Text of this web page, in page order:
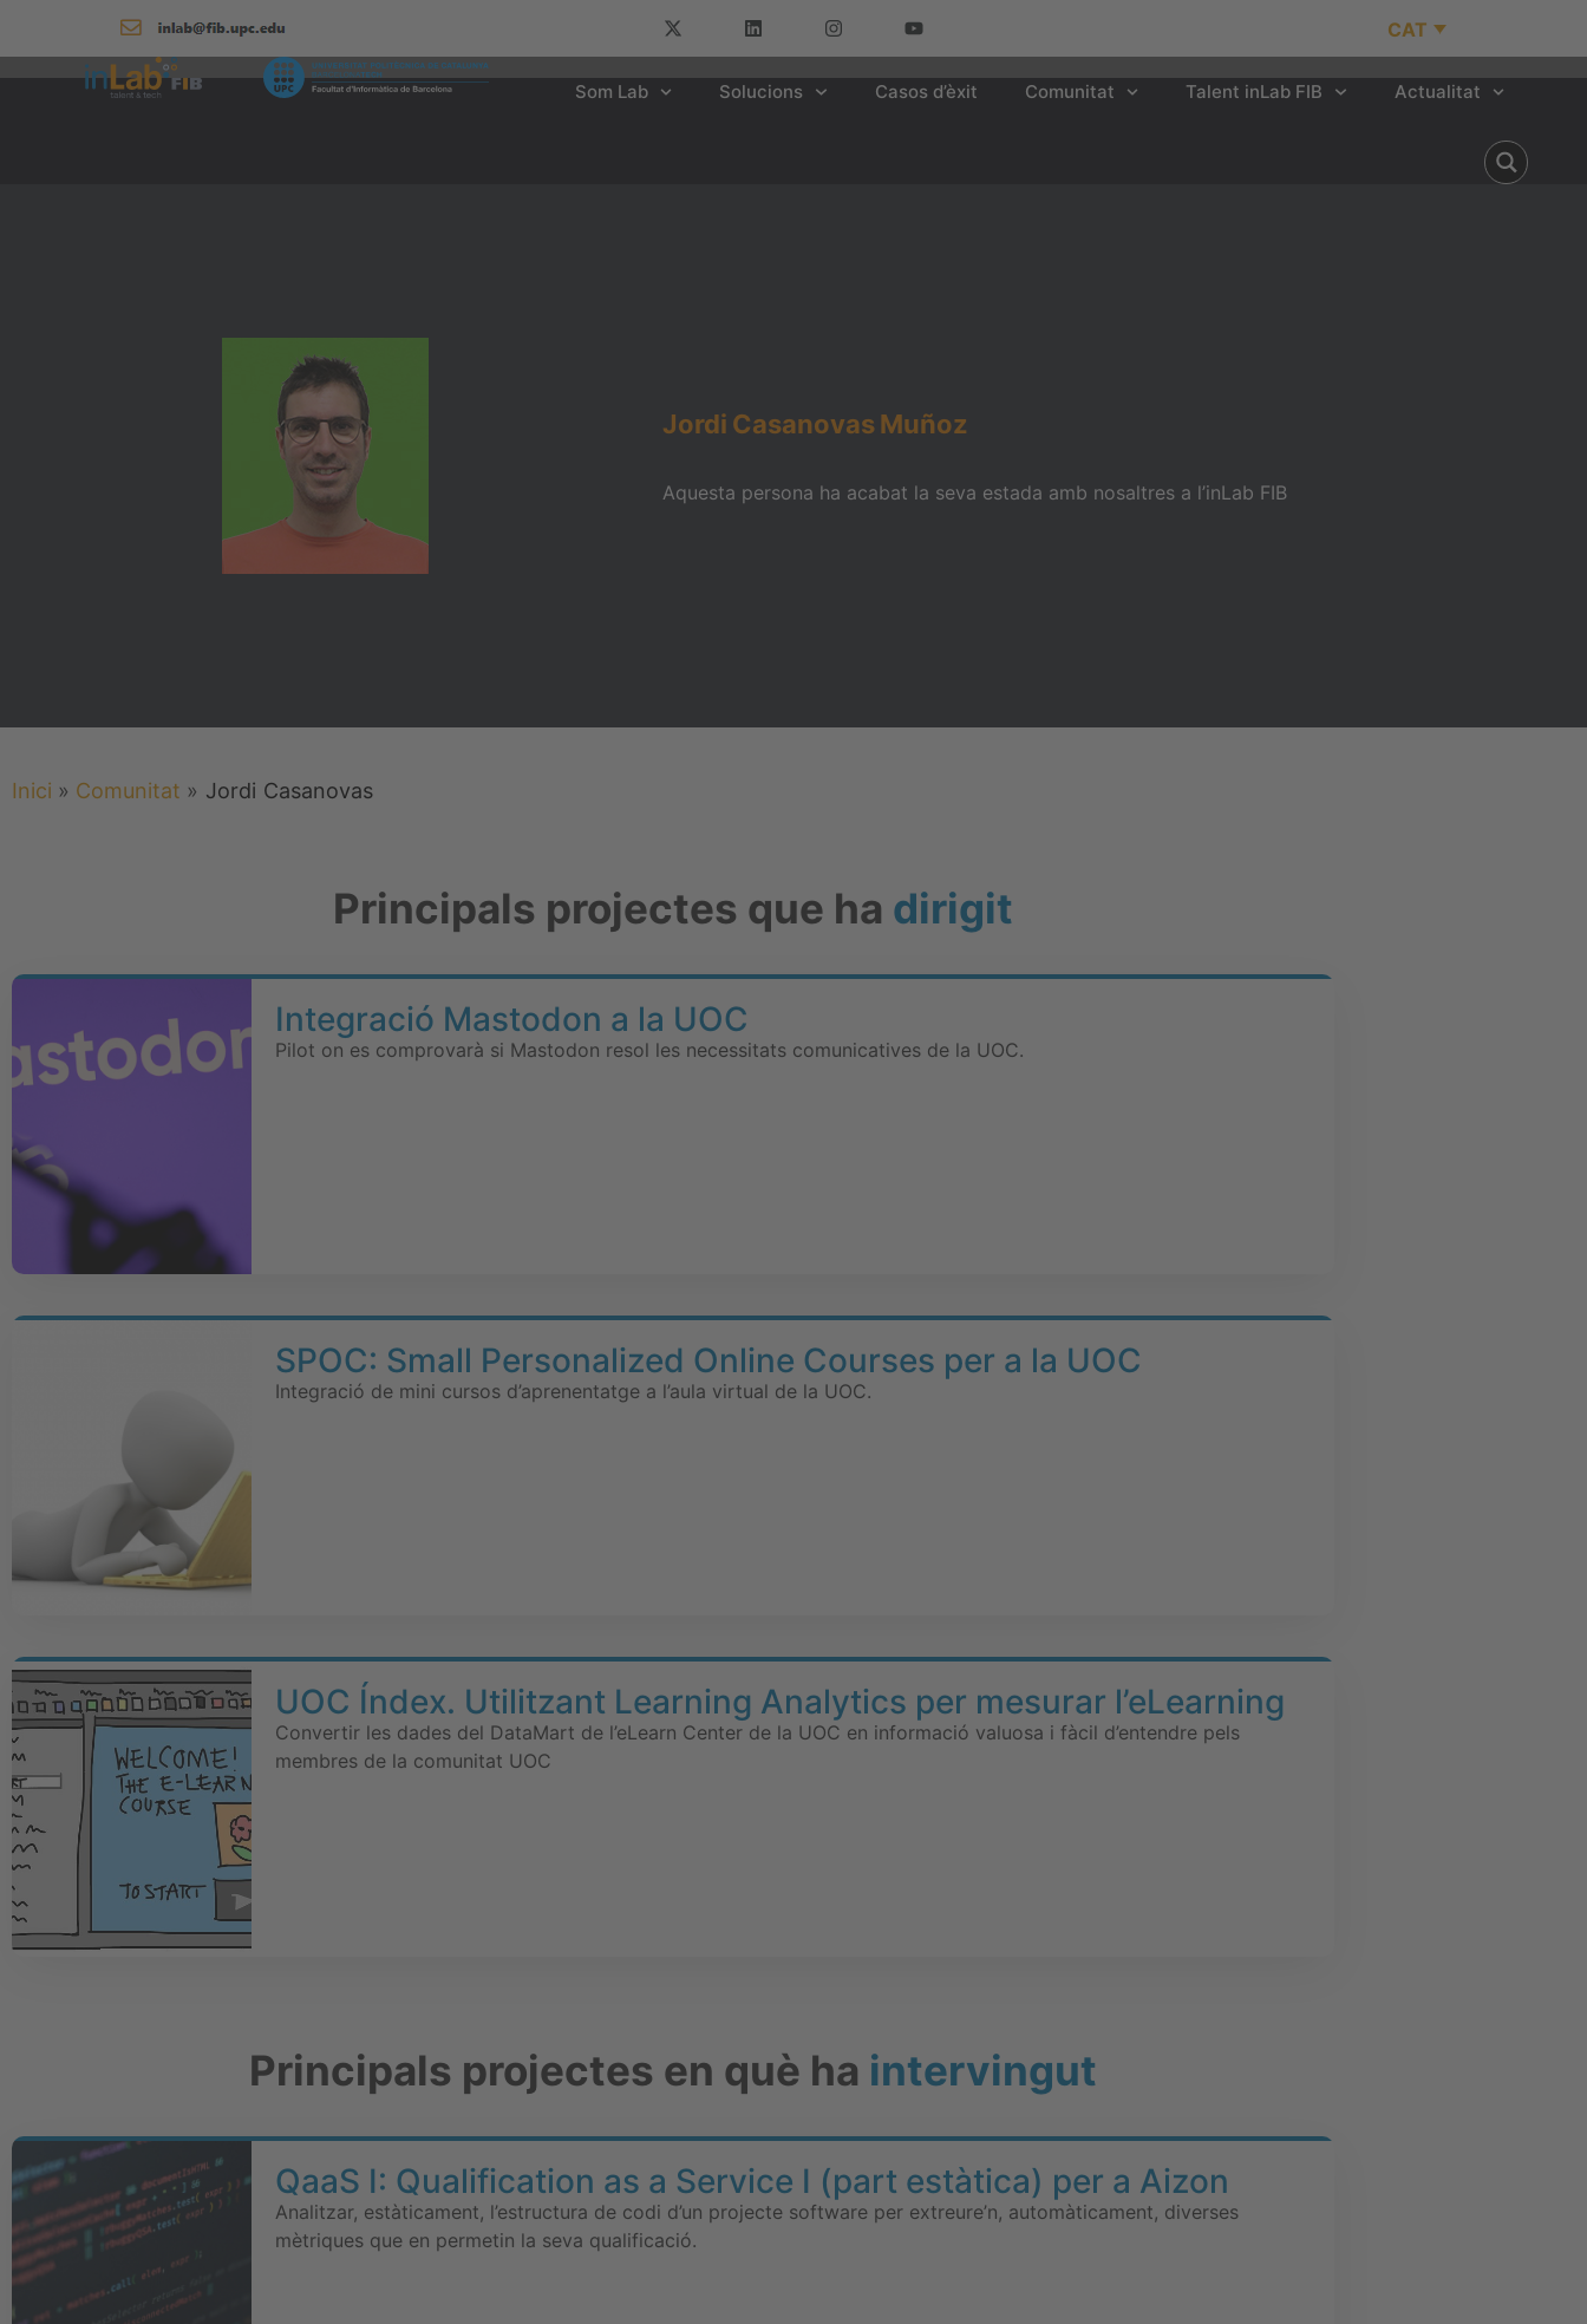
CAT
Som Lab Solucions Casos d’èxit Comunitat Talent inLab FIB Actualitat
Jordi CasanovasMuñoz
Aquesta persona ha acabat la seva estada amb nosaltres a l’inLab FIB
Inici » Comunitat » Jordi Casanovas
Principals projectes que ha dirigit
Integració Mastodon a la UOC
Pilot on es comprovarà si Mastodon resol les necessitats comunicatives de la UOC.
SPOC: Small Personalized Online Courses per a la UOC
Integració de mini cursos d’aprenentatge a l’aula virtual de la UOC.
UOC Índex. Utilitzant Learning Analytics per mesurar l’eLearning
Convertir les dades del DataMart de l’eLearn Center de la UOC en informació valuosa i fàcil d’entendre pels
membres de la comunitat UOC
Principals projectes en què ha intervingut
QaaS I: Qualification as a Service I (part estàtica) per a Aizon
Analitzar, estàticament, l’estructura de codi d’un projecte software per extreure’n, automàticament, diverses
mètriques que en permetin la seva qualificació.